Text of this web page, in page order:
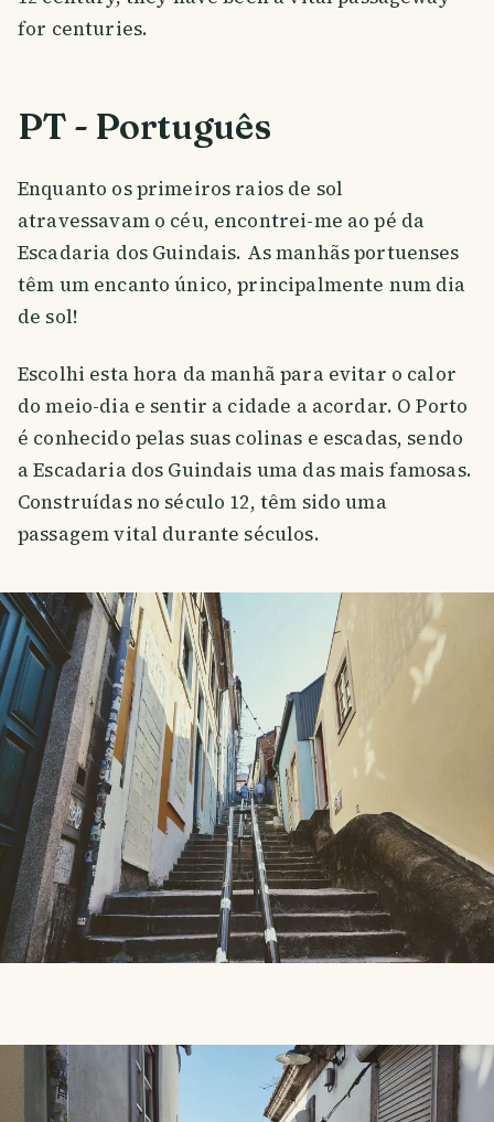
for centuries.
PT - Português
Enquanto os primeiros raios de sol
atravessavam o céu, encontrei-me ao pé da
Escadaria dos Guindais. As manhãs portuenses
têm um encanto único, principalmente num dia
de sol!
Escolhi esta hora da manhã para evitar o calor
do meio-dia e sentir a cidade a acordar. O Porto
é conhecido pelas suas colinas e escadas, sendo
a Escadaria dos Guindais uma das mais famosas.
Construídas no século 12, têm sido uma
passagem vital durante séculos.